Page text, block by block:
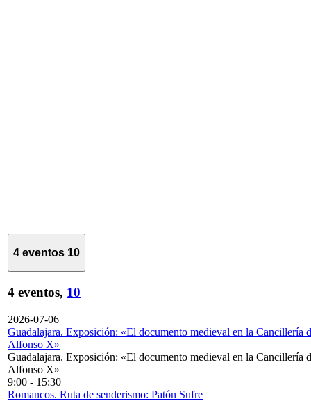
4 eventos 10
4 eventos, 10
2026-07-06
Guadalajara. Exposición: «El documento medieval en la Cancillería
Alfonso X»
Guadalajara. Exposición: «El documento medieval en la Cancillería
Alfonso X»
9:00 - 15:30
Romancos. Ruta de senderismo: Patón Sufre